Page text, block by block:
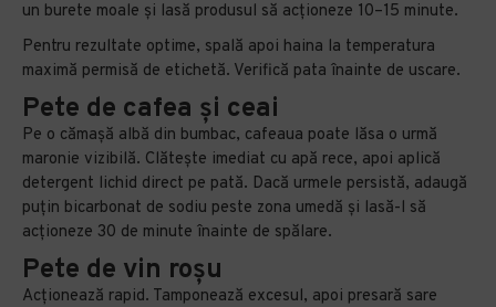
un burete moale și lasă produsul să acționeze 10–15 minute.
Pentru rezultate optime, spală apoi haina la temperatura
maximă permisă de etichetă. Verifică pata înainte de uscare.
Pete de cafea și ceai
Pe o cămașă albă din bumbac, cafeaua poate lăsa o urmă
maronie vizibilă. Clătește imediat cu apă rece, apoi aplică
detergent lichid direct pe pată. Dacă urmele persistă, adaugă
puțin bicarbonat de sodiu peste zona umedă și lasă-l să
acționeze 30 de minute înainte de spălare.
Pete de vin roșu
Acționează rapid. Tamponează excesul, apoi presară sare